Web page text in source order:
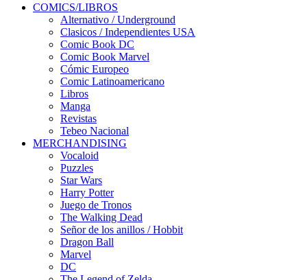
COMICS/LIBROS
Alternativo / Underground
Clasicos / Independientes USA
Comic Book DC
Comic Book Marvel
Cómic Europeo
Comic Latinoamericano
Libros
Manga
Revistas
Tebeo Nacional
MERCHANDISING
Vocaloid
Puzzles
Star Wars
Harry Potter
Juego de Tronos
The Walking Dead
Señor de los anillos / Hobbit
Dragon Ball
Marvel
DC